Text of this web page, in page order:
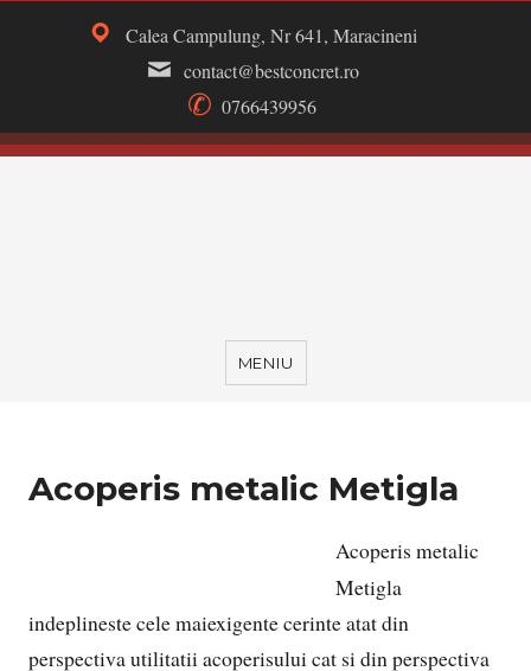
Calea Campulung, Nr 641, Maracineni
contact@bestconcret.ro
0766439956
MENIU
Acoperis metalic Metigla
Acoperis metalic
Metigla
indeplineste cele maiexigente cerinte atat din
perspectiva utilitatii acoperisului cat si din perspectiva